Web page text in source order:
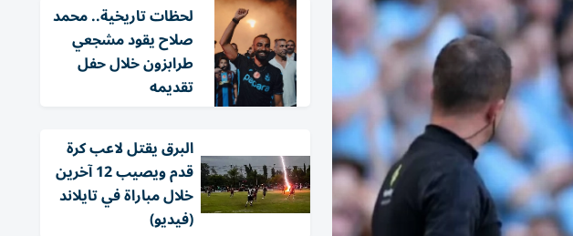
لحظات تاريخية.. محمد
صلاح يقود مشجعي
طرابزون خلال حفل
تقديمه
البرق يقتل لاعب كرة
قدم ويصيب 12 آخرين
خلال مباراة في تايلاند
(فيديو)